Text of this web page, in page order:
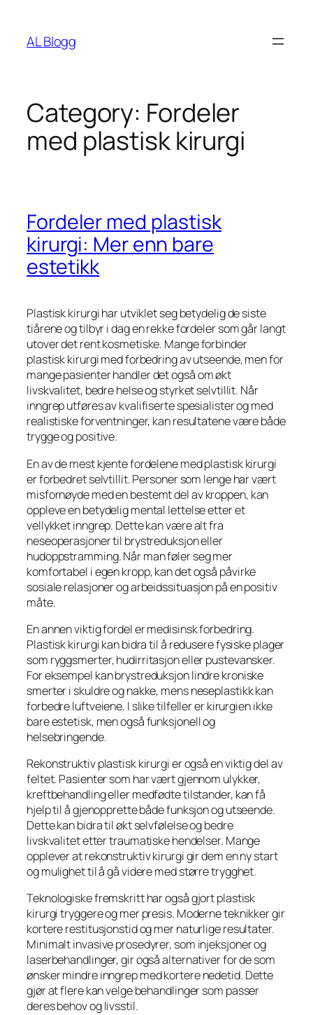
content
AL Blogg
Category: Fordeler
med plastisk kirurgi
Fordeler med plastisk
kirurgi: Mer enn bare
estetikk
Plastisk kirurgi har utviklet seg betydelig de siste
tiårene og tilbyr i dag en rekke fordeler som går langt
utover det rent kosmetiske. Mange forbinder
plastisk kirurgi med forbedring av utseende, men for
mange pasienter handler det også om økt
livskvalitet, bedre helse og styrket selvtillit. Når
inngrep utføres av kvalifiserte spesialister og med
realistiske forventninger, kan resultatene være både
trygge og positive.
En av de mest kjente fordelene med plastisk kirurgi
er forbedret selvtillit. Personer som lenge har vært
misfornøyde med en bestemt del av kroppen, kan
oppleve en betydelig mental lettelse etter et
vellykket inngrep. Dette kan være alt fra
neseoperasjoner til brystreduksjon eller
hudoppstramming. Når man føler seg mer
komfortabel i egen kropp, kan det også påvirke
sosiale relasjoner og arbeidssituasjon på en positiv
måte.
En annen viktig fordel er medisinsk forbedring.
Plastisk kirurgi kan bidra til å redusere fysiske plager
som ryggsmerter, hudirritasjon eller pustevansker.
For eksempel kan brystreduksjon lindre kroniske
smerter i skuldre og nakke, mens neseplastikk kan
forbedre luftveiene. I slike tilfeller er kirurgien ikke
bare estetisk, men også funksjonell og
helsebringende.
Rekonstruktiv plastisk kirurgi er også en viktig del av
feltet. Pasienter som har vært gjennom ulykker,
kreftbehandling eller medfødte tilstander, kan få
hjelp til å gjenopprette både funksjon og utseende.
Dette kan bidra til økt selvfølelse og bedre
livskvalitet etter traumatiske hendelser. Mange
opplever at rekonstruktiv kirurgi gir dem en ny start
og mulighet til å gå videre med større trygghet.
Teknologiske fremskritt har også gjort plastisk
kirurgi tryggere og mer presis. Moderne teknikker gir
kortere restitusjonstid og mer naturlige resultater.
Minimalt invasive prosedyrer, som injeksjoner og
laserbehandlinger, gir også alternativer for de som
ønsker mindre inngrep med kortere nedetid. Dette
gjør at flere kan velge behandlinger som passer
deres behov og livsstil.